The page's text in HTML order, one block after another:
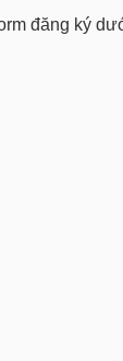
đăng ký